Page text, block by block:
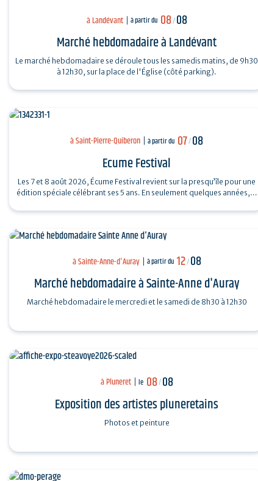
à Landévant à partir du 08/ 08
Marché hebdomadaire à Landévant
Le marché hebdomadaire se déroule tous les samedis matins, de 9h30
à 12h30, sur la place de l'Église (côté parking).
à Saint-Pierre-Quiberon à partir du 07/08
Ecume Festival
Les 7 et 8 août 2026, Écume Festival revient sur la presqu’île pour une
édition spéciale célébrant ses 5 ans. En seulement quelques années,…
à Sainte-Anne-d'Auray à partir du 12/ 08
Marché hebdomadaire à Sainte-Anne d'Auray
Marché hebdomadaire le mercredi et le samedi de 8h30 à 12h30
à Pluneret le 08/ 08
Exposition des artistes pluneretains
Photos et peinture